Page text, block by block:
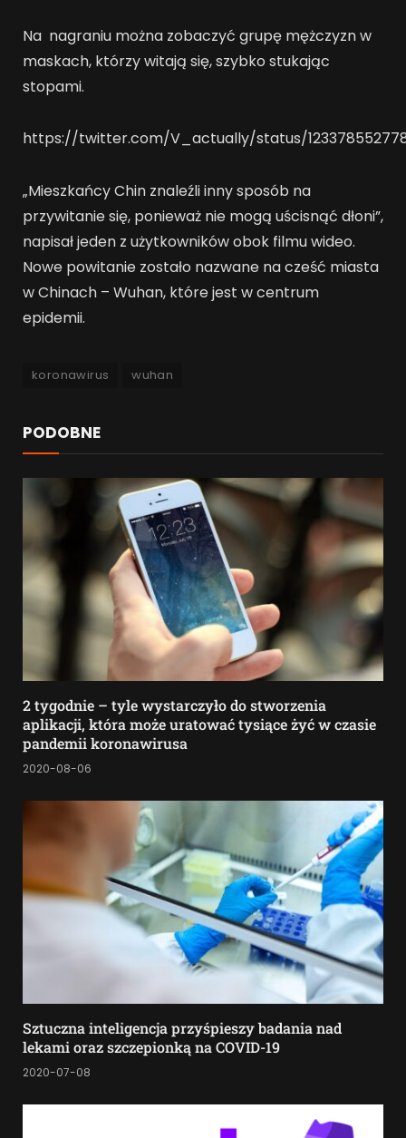
Na nagraniu można zobaczyć grupę mężczyzn w
maskach, którzy witają się, szybko stukając
stopami.
https://twitter.com/V_actually/status/
„Mieszkańcy Chin znaleźli inny sposób na
przywitanie się, ponieważ nie mogą uścisnąć dłoni”,
napisał jeden z użytkowników obok filmu wideo.
Nowe powitanie zostało nazwane na cześć miasta
w Chinach – Wuhan, które jest w centrum
epidemii.
koronawirus wuhan
PODOBNE
2 tygodnie – tyle wystarczyło do stworzenia
aplikacji, która może uratować tysiące żyć w czasie
pandemii koronawirusa
2020-08-06
Sztuczna inteligencja przyśpieszy badania nad
lekami oraz szczepionką na COVID-19
2020-07-08